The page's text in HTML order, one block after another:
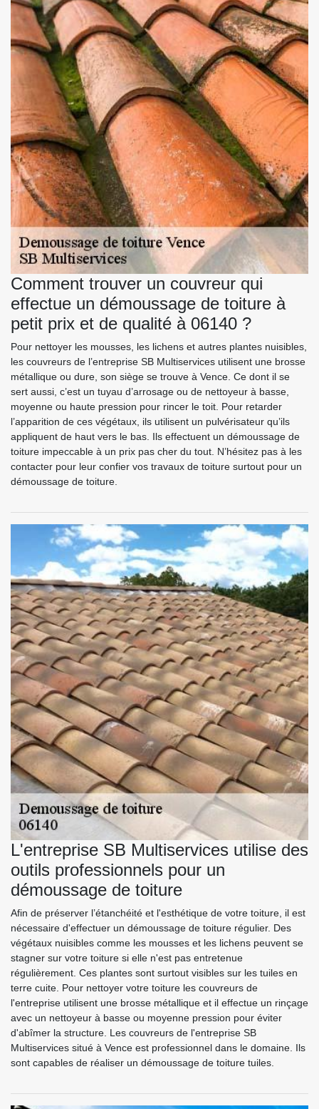
Comment trouver un couvreur qui
effectue un démoussage de toiture à
petit prix et de qualité à 06140 ?
Pour nettoyer les mousses, les lichens et autres plantes nuisibles,
les couvreurs de l’entreprise SB Multiservices utilisent une brosse
métallique ou dure, son siège se trouve à Vence. Ce dont il se
sert aussi, c’est un tuyau d’arrosage ou de nettoyeur à basse,
moyenne ou haute pression pour rincer le toit. Pour retarder
l’apparition de ces végétaux, ils utilisent un pulvérisateur qu’ils
appliquent de haut vers le bas. Ils effectuent un démoussage de
toiture impeccable à un prix pas cher du tout. N’hésitez pas à les
contacter pour leur confier vos travaux de toiture surtout pour un
démoussage de toiture.
L'entreprise SB Multiservices utilise des
outils professionnels pour un
démoussage de toiture
Afin de préserver l’étanchéité et l'esthétique de votre toiture, il est
nécessaire d'effectuer un démoussage de toiture régulier. Des
végétaux nuisibles comme les mousses et les lichens peuvent se
stagner sur votre toiture si elle n'est pas entretenue
régulièrement. Ces plantes sont surtout visibles sur les tuiles en
terre cuite. Pour nettoyer votre toiture les couvreurs de
l'entreprise utilisent une brosse métallique et il effectue un rinçage
avec un nettoyeur à basse ou moyenne pression pour éviter
d'abîmer la structure. Les couvreurs de l'entreprise SB
Multiservices situé à Vence est professionnel dans le domaine. Ils
sont capables de réaliser un démoussage de toiture tuiles.